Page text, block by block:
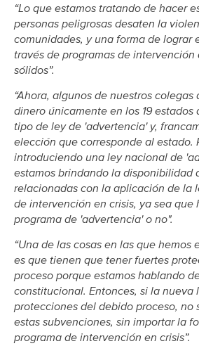
“Lo que estamos tratando de hacer
personas peligrosas desaten la
comunidades, y una forma de lograr
través de programas de intervención
sólidos”.
“Ahora, algunos de nuestros
dinero únicamente en los 19
tipo de ley de 'advertencia' y,
elección que corresponde al estado.
introduciendo una ley nacional de
estamos brindando la disponibilidad
relacionadas con la aplicación de la
de intervención en crisis, ya sea que
programa de 'advertencia' o no".
“Una de las cosas en las que hemos
es que tienen que tener fuertes
proceso porque estamos hablando
constitucional. Entonces, si la nueva
protecciones del debido proceso, no
estas subvenciones, sin importar la
programa de intervención en crisis”.